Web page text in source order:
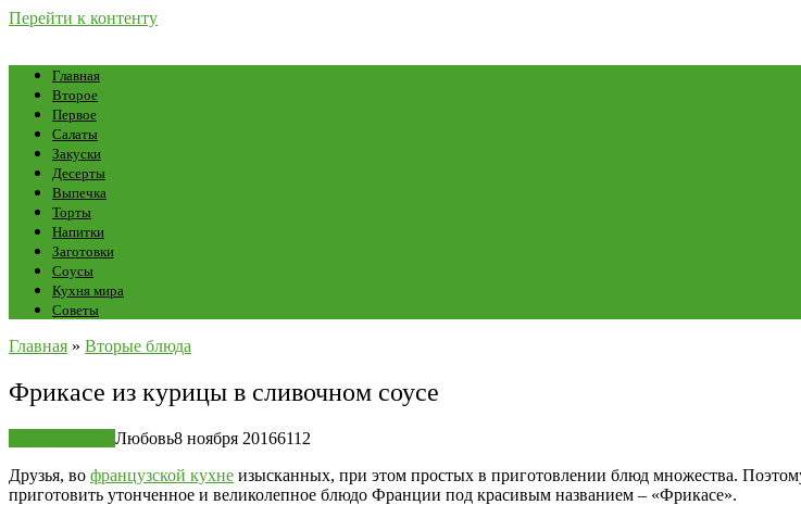
Перейти к контенту
Главная
Второе
Первое
Салаты
Закуски
Десерты
Выпечка
Торты
Напитки
Заготовки
Соусы
Кухня мира
Советы
Главная » Вторые блюда
Фрикасе из курицы в сливочном соусе
Любовь8 ноября 20166112
Друзья, во французской кухне изысканных, при этом простых в приготовлении блюд множества.
приготовить утонченное и великолепное блюдо Франции под красивым названием – «Фрикасе».